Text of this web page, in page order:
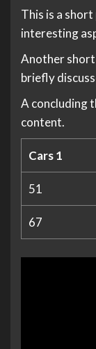
This is a
interesting
Another short
briefly
A concluding
content.
Cars 1
51
67